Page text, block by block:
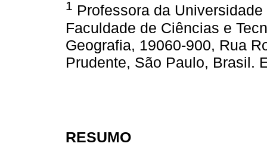
1 Professora da
Faculdade de Ciências e
Geografia, 19060-900, Rua
Prudente, São Paulo, Brasil.
RESUMO